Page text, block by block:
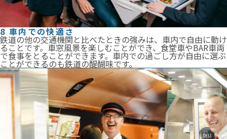
8 車内での快適さ
鉄道の他の交通機関と比べたときの強みは、車内で自由に動け
ることです。車窓風景を楽しむことができ、食堂車やBAR車両
で食事をとることができます。車内での過ごし方が自由に選ぶ
ことができるのも鉄道の醍醐味です。